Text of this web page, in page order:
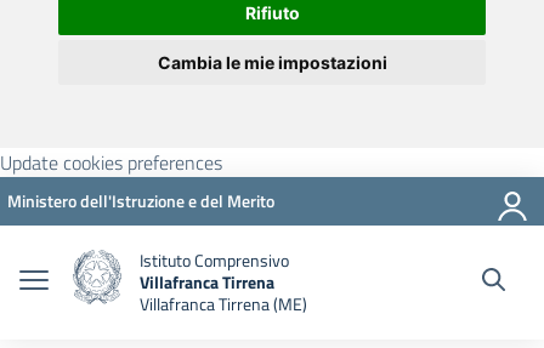
Rifiuto
Cambia le mie impostazioni
Update cookies preferences
Ministero dell'Istruzione e del Merito
Istituto Comprensivo
Villafranca Tirrena
Villafranca Tirrena (ME)